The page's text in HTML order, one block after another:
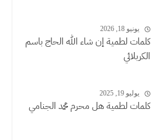
يونيو 18, 2026
كلمات لطمية إن شاء الله الحاج باسم
الكربلائي
يوليو 19, 2025
كلمات لطمية هل محرم محمد الجنامي